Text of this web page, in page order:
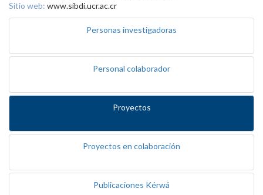
Sitio web: www.sibdi.ucr.ac.cr
Personas investigadoras
Personal colaborador
Proyectos
Proyectos en colaboración
Publicaciones Kérwá